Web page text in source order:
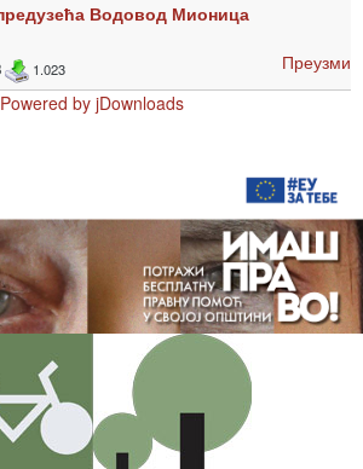
Водовод Мионица
1.023
Преузми
Powered by jDownloads